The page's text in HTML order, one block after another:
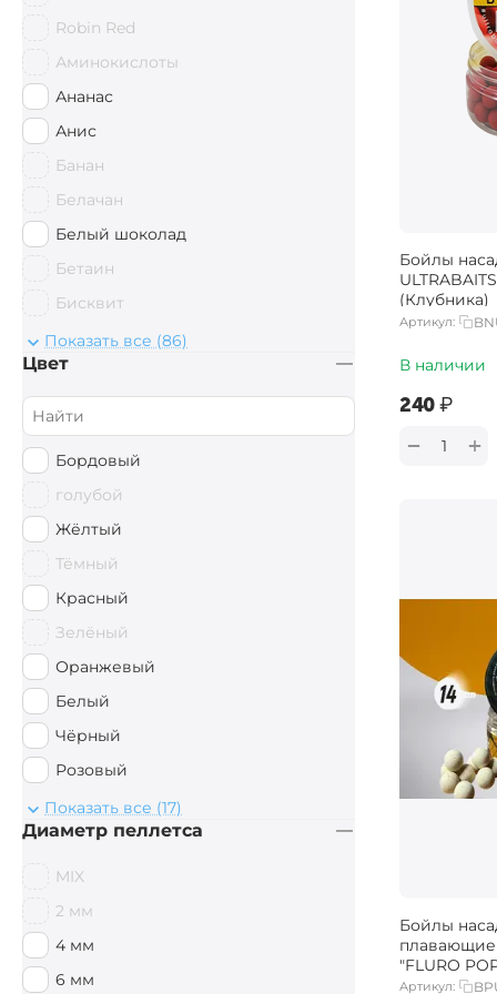
Бойлы
(Клубника)
Артикул:
В наличии
‍240‍₽
+
−
Бойлы
плавающие
"FLURO
ОРЕХ) 14
Артикул:
15 х 11 мм
15 х 18 мм
14 x 20 мм
Robin Red
Аминокислоты
Ананас
Анис
Банан
Белачан
Белый шоколад
Бетаин
Бисквит
Ваниль
Вишня
Гаммарус
Герань
Груша
Дыня
Кислая Груша
Клубника
Конопля
Корица
Креветки
Криль
Кукуруза
Показать все (86)
Цвет
Бордовый
голубой
Жёлтый
Тёмный
Красный
Зелёный
Оранжевый
Белый
Чёрный
Розовый
Коричневый
Бежевый
Серый
Светлый
Фиолетовый
Nite-Glo (светящийся в темноте)
Показать все (17)
Диаметр пеллетса
MIX
2 мм
4 мм
6 мм